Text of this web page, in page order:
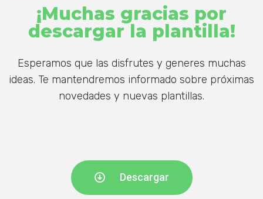
¡Muchas gracias por
descargar la plantilla!
Esperamos que las disfrutes y generes muchas
ideas. Te mantendremos informado sobre próximas
novedades y nuevas plantillas.
Descargar